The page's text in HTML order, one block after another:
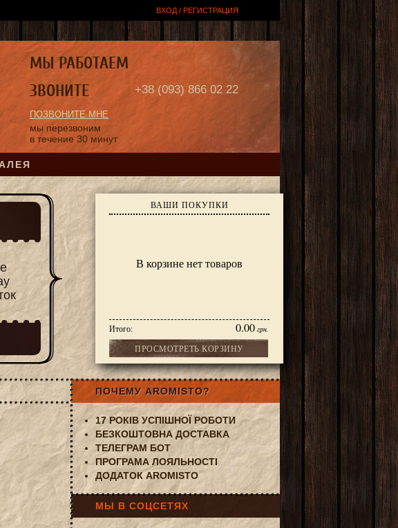
ВХОД / РЕГИСТРАЦИЯ
ВАШИ ПОКУПКИ
В корзине нет товаров
Итого: 0.00 грн.
ПРОСМОТРЕТЬ КОРЗИНУ
+38 (093) 866 02 22
ПОЗВОНИТЕ МНЕ
мы перезвоним
в течение 30 минут
МЫ РАБОТАЕМ
ЗВОНИТЕ
ПОЧЕМУ AROMISTO?
17 РОКІВ УСПІШНОЇ РОБОТИ
БЕЗКОШТОВНА ДОСТАВКА
ТЕЛЕГРАМ БОТ
ПРОГРАМА ЛОЯЛЬНОСТІ
ДОДАТОК AROMISTO
МЫ В СОЦСЕТЯХ